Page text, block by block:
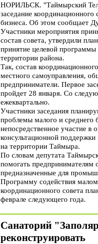
НОРИЛЬСК. "Таймырский
заседание
бизнеса. Об этом сообщает
Участники мероприятия
состав совета, утвердили
принятие целевой
территории района.
Так, состав
местного самоуправления,
предприниматели. Первое
пройдет 28 января. Со
ежеквартально.
Участники заседания
проблемы малого и среднего
непосредственное участие в
консультационной
на территории Таймыра.
По словам депутата
помогать предпринимателям
предназначенные для
Программу содействия
координационного совета
феврале следующего года.
Санаторий
реконструировать